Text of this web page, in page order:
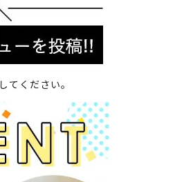
してください。